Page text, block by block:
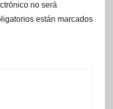
no será
están marcados